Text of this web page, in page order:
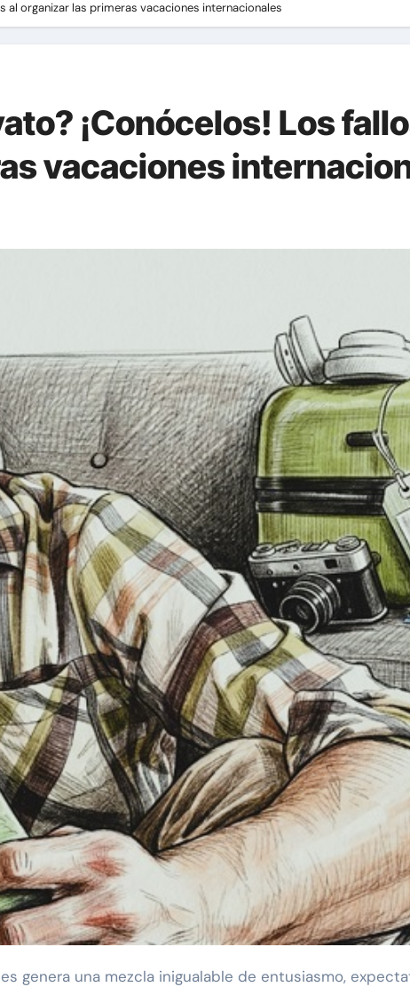
al organizar las primeras vacaciones internacionales
¡Conócelos! Los
vacaciones
genera una mezcla inigualable de entusiasmo,